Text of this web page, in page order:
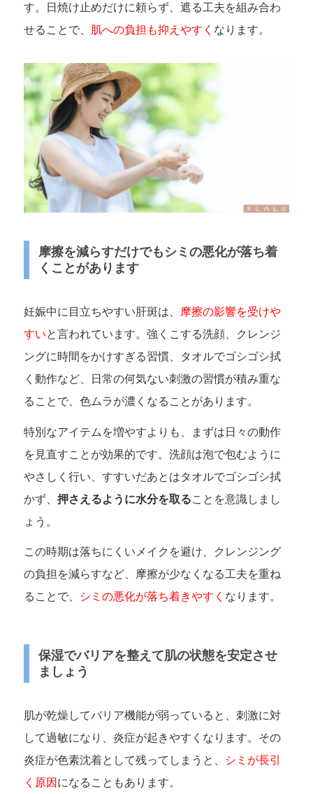
す。日焼け止めだけに頼らず、遮る工夫を組み合わ
せることで、 肌への負担も抑えやすく なります。
摩擦を減らすだけでもシミの悪化が落ち着
くことがあります
妊娠中に目立ちやすい肝斑は、
摩擦の影響を受けや
すいと言われています。強くこする洗顔、クレンジ
ングに時間をかけすぎる習慣、タオルでゴシゴシ拭
く動作など、日常の何気ない刺激の習慣が積み重な
ることで、色ムラが濃くなることがあります。
特別なアイテムを増やすよりも、まずは日々の動作
を見直すことが効果的です。洗顔は泡で包むように
やさしく行い、すすいだあとはタオルでゴシゴシ拭
かず、 押さえるように水分を取ることを意識しまし
ょう。
この時期は落ちにくいメイクを避け、クレンジング
の負担を減らすなど、摩擦が少なくなる工夫を重ね
ることで、
シミの悪化が落ち着きやすく なります。
保湿でバリアを整えて肌の状態を安定させ
ましょう
肌が乾燥してバリア機能が弱っていると、刺激に対
して過敏になり、炎症が起きやすくなります。その
炎症が色素沈着として残ってしまうと、
シミが長引
く原因 になることもあります。